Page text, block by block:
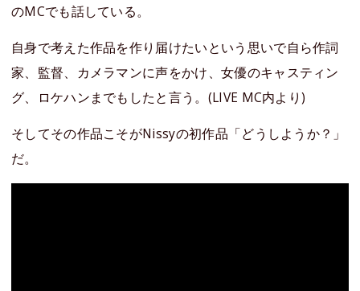
のMCでも話している。
自身で考えた作品を作り届けたいという思いで自ら作詞
家、監督、カメラマンに声をかけ、女優のキャスティン
グ、ロケハンまでもしたと言う。(LIVE MC内より)
そしてその作品こそがNissyの初作品「どうしようか？」
だ。